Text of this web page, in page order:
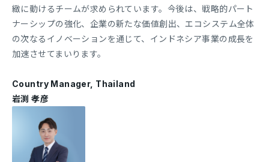
緻に動けるチームが求められています。今後は、戦略的パート
ナーシップの強化、企業の新たな価値創出、エコシステム全体
の次なるイノベーションを通じて、インドネシア事業の成長を
加速させてまいります。
Country Manager, Thailand
岩渕 孝彦